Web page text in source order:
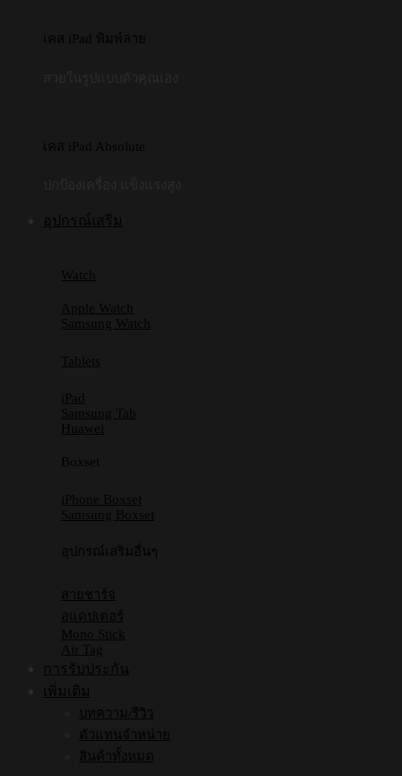
เคส iPad พิมพ์ลาย
เคส iPad Absolute
อุปกรณ์เสริม
Watch
Apple Watch
Samsung Watch
Tablets
iPad
Samsung Tab
Huawei
Boxset
iPhone Boxset
Samsung Boxset
อุปกรณ์เสริมอื่นๆ
สายชาร์จ
อแดปเตอร์
Mono Stick
Air Tag
การรับประกัน
เพิ่มเติม
บทความ/รีวิว
ตัวแทนจำหน่าย
สินค้าทั้งหมด